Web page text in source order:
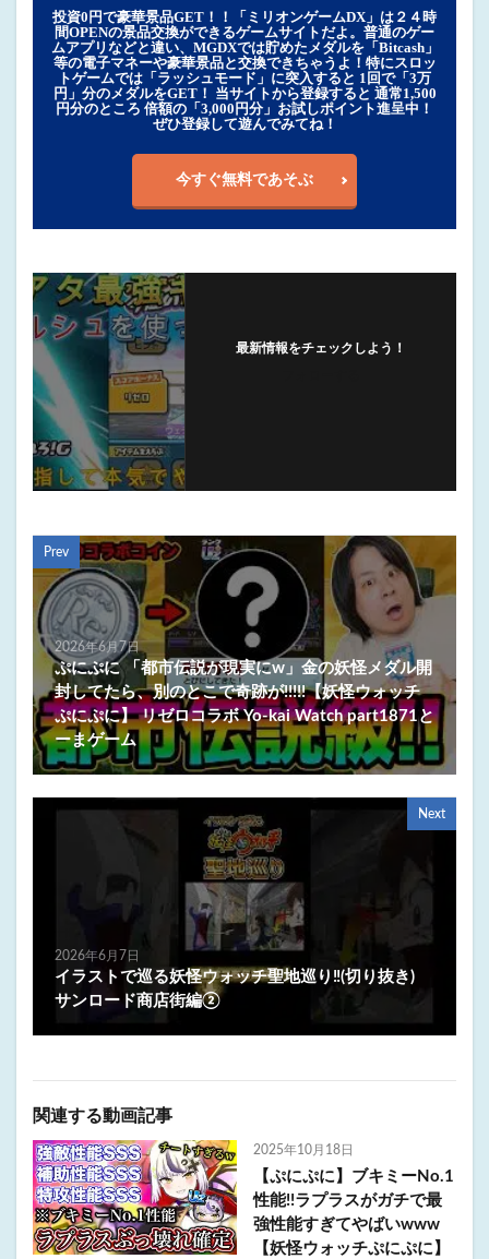
投資0円で豪華景品GET！！「ミリオンゲームDX」は２４時
間OPENの景品交換ができるゲームサイトだよ。普通のゲー
ムアプリなどと違い、MGDXでは貯めたメダルを「Bitcash」
等の電子マネーや豪華景品と交換できちゃうよ！特にスロッ
トゲームでは「ラッシュモード」に突入すると 1回で「3万
円」分のメダルをGET！ 当サイトから登録すると 通常1,500
円分のところ 倍額の「3,000円分」お試しポイント進呈中！
ぜひ登録して遊んでみてね！
今すぐ無料であそぶ
最新情報をチェックしよう！
Prev
2026年6月7日
ぷにぷに 「都市伝説が現実にw」金の妖怪メダル開
封してたら、別のとこで奇跡が!!!!!【妖怪ウォッチ
ぷにぷに】 リゼロコラボ Yo-kai Watch part1871と
ーまゲーム
Next
2026年6月7日
イラストで巡る妖怪ウォッチ聖地巡り‼️(切り抜き)
サンロード商店街編②
関連する動画記事
2025年10月18日
【ぷにぷに】ブキミーNo.1
性能!!ラプラスがガチで最
強性能すぎてやばいwww
【妖怪ウォッチぷにぷに】